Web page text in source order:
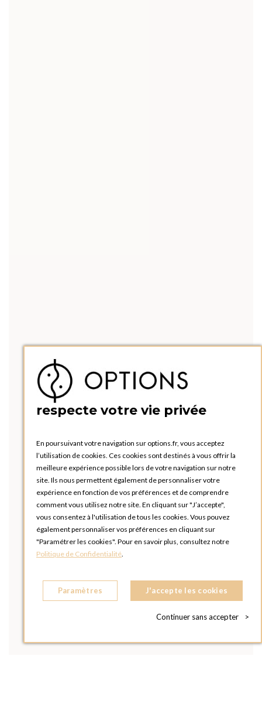
respecte votre vie privée
En poursuivant votre navigation sur options.fr, vous acceptez
l’utilisation de cookies. Ces cookies sont destinés à vous offrir la
meilleure expérience possible lors de votre navigation sur notre
site. Ils nous permettent également de personnaliser votre
expérience en fonction de vos préférences et de comprendre
comment vous utilisez notre site. En cliquant sur "J’accepte",
vous consentez à l'utilisation de tous les cookies. Vous pouvez
également personnaliser vos préférences en cliquant sur
"Paramétrer les cookies". Pour en savoir plus, consultez notre
Politique de Confidentialité.
Paramètres J'accepte les cookies
Continuer sans accepter >